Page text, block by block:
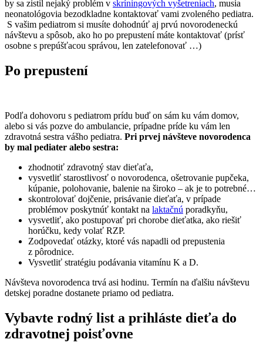
by sa zistil nejaký problém v skríningových vyšetreniach, musia
neonatológovia bezodkladne kontaktovať vami zvoleného pediatra.
S vašim pediatrom si musíte dohodnúť aj prvú novorodeneckú
návštevu a spôsob, ako ho po prepustení máte kontaktovať (prísť
osobne s prepúšťacou správou, len zatelefonovať …)
Po prepustení
Podľa dohovoru s pediatrom prídu buď on sám ku vám domov,
alebo si vás pozve do ambulancie, prípadne príde ku vám len
zdravotná sestra vášho pediatra. Pri prvej návšteve novorodenca
by mal pediater alebo sestra:
zhodnotiť zdravotný stav dieťaťa,
vysvetliť starostlivosť o novorodenca, ošetrovanie pupčeka,
kúpanie, polohovanie, balenie na široko – ak je to potrebné…
skontrolovať dojčenie, prisávanie dieťaťa, v prípade
problémov poskytnúť kontakt na laktačnú poradkyňu,
vysvetliť, ako postupovať pri chorobe dieťatka, ako riešiť
horúčku, kedy volať RZP.
Zodpovedať otázky, ktoré vás napadli od prepustenia
z pôrodnice.
Vysvetliť stratégiu podávania vitamínu K a D.
Návšteva novorodenca trvá asi hodinu. Termín na ďalšiu návštevu
detskej poradne dostanete priamo od pediatra.
Vybavte rodný list a prihláste dieťa do
zdravotnej poisťovne